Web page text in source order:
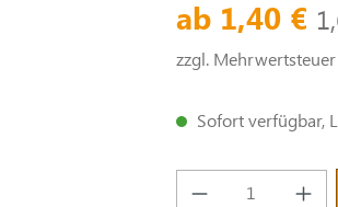
ab 1,40 €
zzgl.
Sofort verfügbar,
Produkt